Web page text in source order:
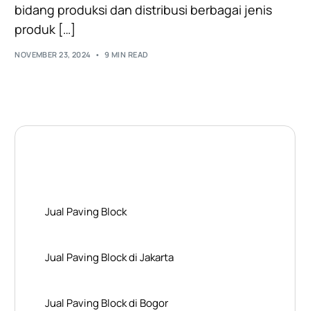
bidang produksi dan distribusi berbagai jenis
produk […]
NOVEMBER 23, 2024 9 MIN READ
Jual Paving Block
Jual Paving Block di Jakarta
Jual Paving Block di Bogor